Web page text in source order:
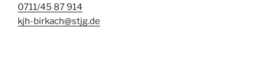
0711/45 87 914
kjh-birkach@stjg.de